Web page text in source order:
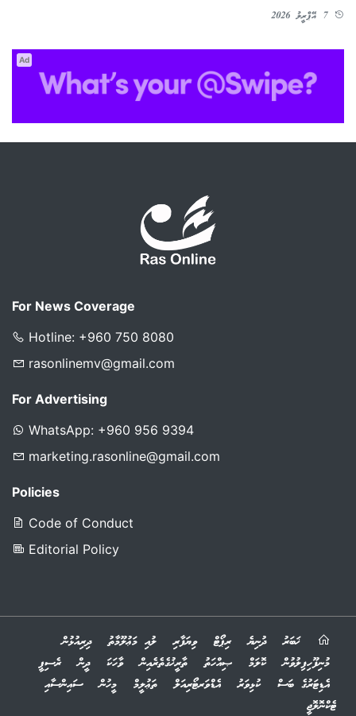
7 އޭޕްރީލު 2026
Ad
For News Coverage
Hotline: +960 750 8080
rasonlinemv@gmail.com
For Advertising
WhatsApp: +960 956 9394
marketing.rasonline@gmail.com
Policies
Code of Conduct
Editorial Policy
ޚަބަރު ދުނިޔެ ރިޕޯޓް ވިޔަފާރި ލުއި މަޢުލޫމާތު
ދިރިއުޅުން
މުނިފޫހިފިލުވުން
ކޮލަމް ޞިއްހަތު ތާރީޚުގެތެރެއިން ވާހަކަ ދީން
ރެސިޕީ
އެޑިޓަރުގެ ބަސް
ކުޅިވަރު އެޑްވަރޓޯރިއަލް ތަޢުލީމް މީހުން
ސައިންސާއި
ޓެކްނޮލޮޖީ